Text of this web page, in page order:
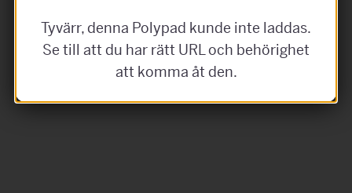
Tyvärr, denna Polypad kunde inte laddas.
Se till att du har rätt URL och behörighet
att komma åt den.